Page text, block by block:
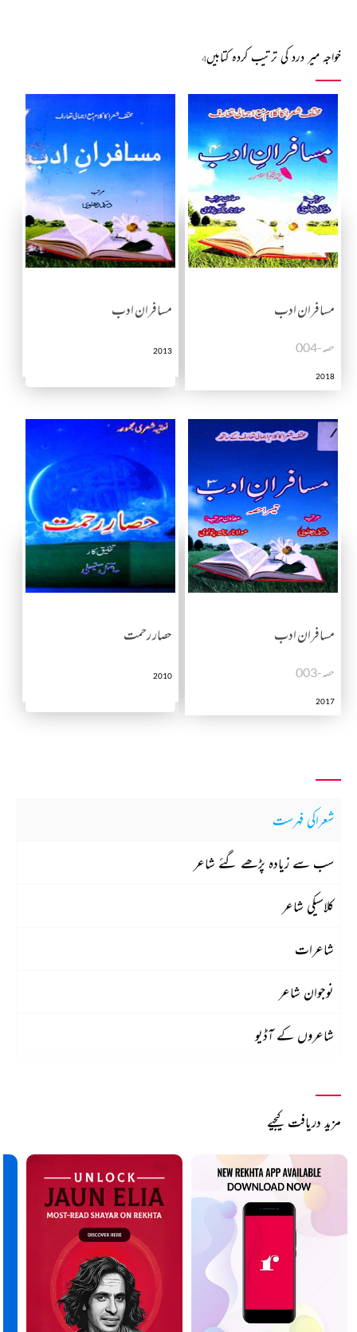
خواجہ میر درد کی ترتیب کردہ کتابیں4
مسافران ادب
حصہ-004
2018
مسافران ادب
2013
مسافران ادب
حصہ-003
2017
حصار رحمت
2010
شعراکی فہرست
سب سے زیادہ پڑھے گئے شاعر
کلاسیکی شاعر
شاعرات
نوجوان شاعر
شاعروں کے آڈیو
مزید دریافت کیجیے